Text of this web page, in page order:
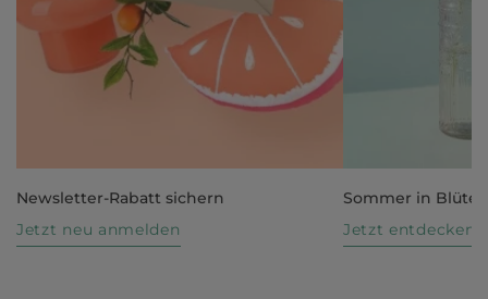
Newsletter-Rabatt sichern
Jetzt neu anmelden
Sommer in Blüte
Jetzt entdecken